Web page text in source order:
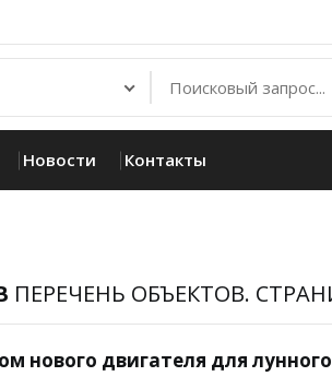
Новости Контакты
ПЕРЕЧЕНЬ ОБЪЕКТОВ.
нового двигателя для